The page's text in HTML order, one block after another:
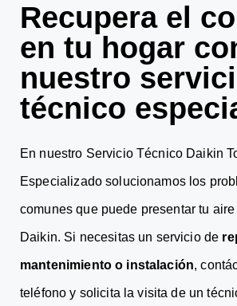
Recupera el
en tu hogar
nuestro
técnico
En nuestro Servicio Técnico Daikin
Especializado solucionamos los
comunes que puede presentar tu
Daikin. Si necesitas un servicio de
mantenimiento o instalación,
teléfono y solicita la visita de un